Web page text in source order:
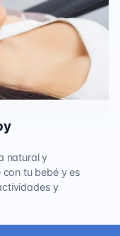
natural y
tu bebé y es
y